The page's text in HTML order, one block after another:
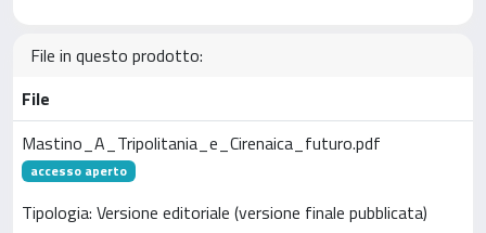
File in questo prodotto:
File
Mastino_A_Tripolitania_e_Cirenaica_futuro.pdf
accesso aperto
Tipologia: Versione editoriale (versione finale pubblicata)